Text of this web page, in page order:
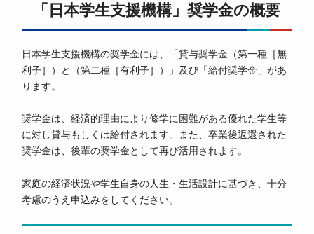
「日本学生支援機構」奨学金の概要
日本学生支援機構の奨学金には、「貸与奨学金（第一種［無
利子］）と（第二種［有利子］）」及び「給付奨学金」があ
ります。
奨学金は、経済的理由により修学に困難がある優れた学生等
に対し貸与もしくは給付されます。また、卒業後返還された
奨学金は、後輩の奨学金として再び活用されます。
家庭の経済状況や学生自身の人生・生活設計に基づき、十分
考慮のうえ申込みをしてください。